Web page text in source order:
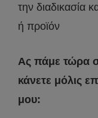
την διαδικασία
ή προϊόν
Ας πάμε τώρα
κάνετε μόλις
μου: